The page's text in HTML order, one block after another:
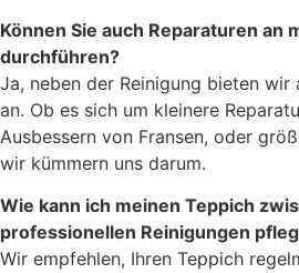
Können Sie auch Reparaturen an
durchführen?
Ja, neben der Reinigung bieten wir
an. Ob es sich um kleinere
Ausbessern von Fransen, oder
wir kümmern uns darum.
Wie kann ich meinen Teppich
professionellen Reinigungen
Wir empfehlen, Ihren Teppich